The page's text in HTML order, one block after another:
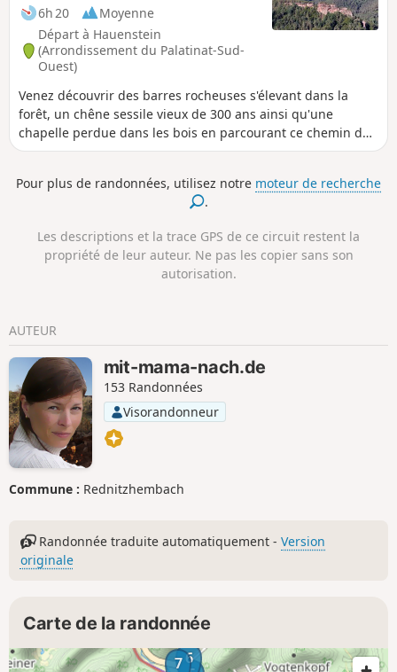
6h 20
Moyenne
Départ à Hauenstein
(Arrondissement du Palatinat-Sud-
Ouest)
Venez découvrir des barres rocheuses s'élevant dans la
forêt, un chêne sessile vieux de 300 ans ainsi qu'une
chapelle perdue dans les bois en parcourant ce chemin du
cordonnier de Hauenstein, la ville de la chaussure.
Pour plus de randonnées, utilisez notre moteur de recherche
.
Les descriptions et la trace GPS de ce circuit restent la
propriété de leur auteur. Ne pas les copier sans son
autorisation.
AUTEUR
mit-mama-nach.de
153 Randonnées
Visorandonneur
Commune : Rednitzhembach
Randonnée traduite automatiquement -Version
originale
Carte de la randonnée
6
7